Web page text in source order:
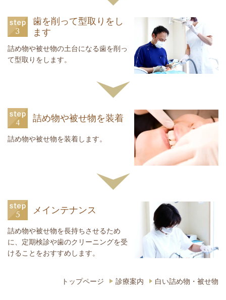
歯を削って型取りをし
ます
詰め物や被せ物の土台になる歯を削っ
て型取りをします。
詰め物や被せ物を装着
詰め物や被せ物を装着します。
メインテナンス
詰め物や被せ物を長持ちさせるため
に、定期検診や歯のクリーニングを受
けることをおすすめします。
トップページ 診療案内 白い詰め物・被せ物